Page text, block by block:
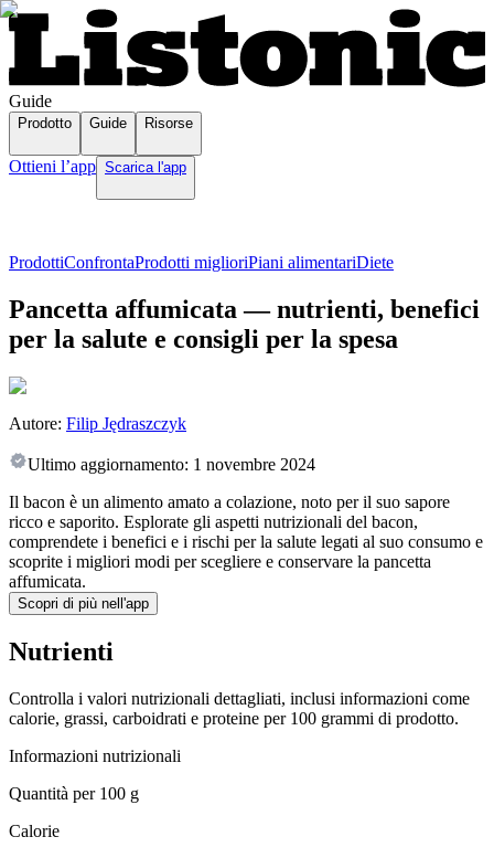
Guide
Prodotto Guide Risorse
Ottieni l’app Scarica l'app
ProdottiConfrontaProdotti miglioriPiani alimentariDiete
Pancetta affumicata — nutrienti, benefici
per la salute e consigli per la spesa
Autore: Filip Jędraszczyk
Ultimo aggiornamento: 1 novembre 2024
Il bacon è un alimento amato a colazione, noto per il suo sapore
ricco e saporito. Esplorate gli aspetti nutrizionali del bacon,
comprendete i benefici e i rischi per la salute legati al suo consumo e
scoprite i migliori modi per scegliere e conservare la pancetta
affumicata.
Scopri di più nell'app
Nutrienti
Controlla i valori nutrizionali dettagliati, inclusi informazioni come
calorie, grassi, carboidrati e proteine per 100 grammi di prodotto.
Informazioni nutrizionali
Quantità per100 g
Calorie